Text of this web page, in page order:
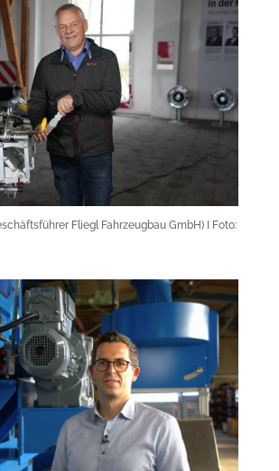
Fliegl Fahrzeugbau GmbH) I Foto: